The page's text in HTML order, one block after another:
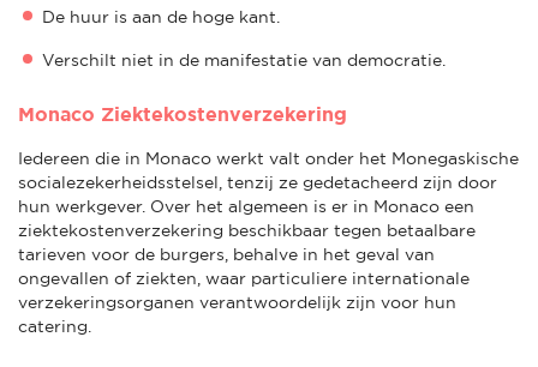
De huur is aan de hoge kant.
Verschilt niet in de manifestatie van democratie.
Monaco Ziektekostenverzekering
Iedereen die in Monaco werkt valt onder het Monegaskische
socialezekerheidsstelsel, tenzij ze gedetacheerd zijn door
hun werkgever. Over het algemeen is er in Monaco een
ziektekostenverzekering beschikbaar tegen betaalbare
tarieven voor de burgers, behalve in het geval van
ongevallen of ziekten, waar particuliere internationale
verzekeringsorganen verantwoordelijk zijn voor hun
catering.